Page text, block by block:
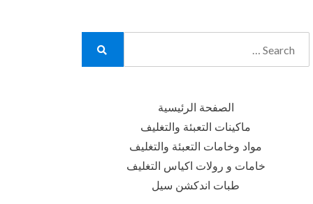
الصفحة الرئيسية
ماكينات التعبئة والتغليف
مواد وخامات التعبئة والتغليف
خامات و رولات اكياس التغليف
طبات اندكشن سيل